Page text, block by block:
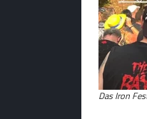
Das Iron